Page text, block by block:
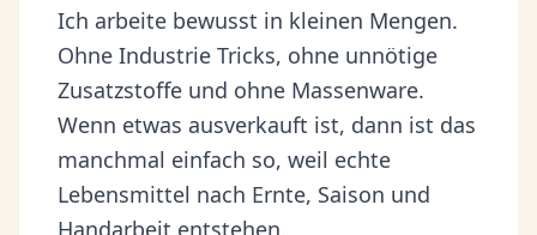
Ich arbeite bewusst in kleinen Mengen.
Ohne Industrie Tricks, ohne unnötige
Zusatzstoffe und ohne Massenware.
Wenn etwas ausverkauft ist, dann ist das
manchmal einfach so, weil echte
Lebensmittel nach Ernte, Saison und
Handarbeit entstehen.